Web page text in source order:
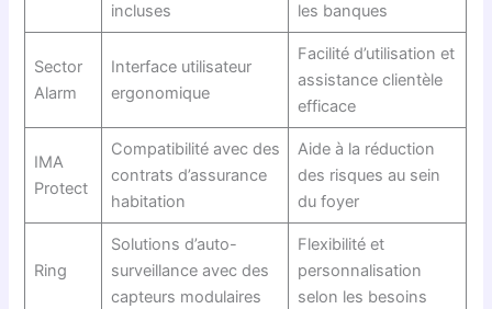
incluses
les banques
Sector
Alarm
Interface utilisateur
ergonomique
Facilité d’utilisation et
assistance clientèle
efficace
IMA
Protect
Compatibilité avec des
contrats d’assurance
habitation
Aide à la réduction
des risques au sein
du foyer
Ring
Solutions d’auto-
surveillance avec des
capteurs modulaires
Flexibilité et
personnalisation
selon les besoins